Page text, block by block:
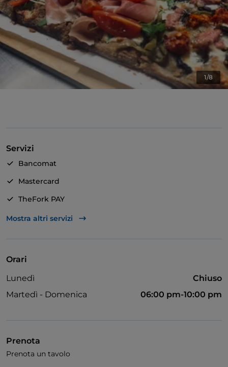
1/8
Servizi
Bancomat
Mastercard
TheFork PAY
Unionpay via TheFork PAY
Mostra altri servizi
Orari
Lunedì
Chiuso
Martedì - Domenica
06:00 pm-10:00 pm
Prenota
Prenota un tavolo